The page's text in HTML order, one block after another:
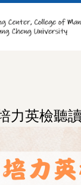
力英檢聽